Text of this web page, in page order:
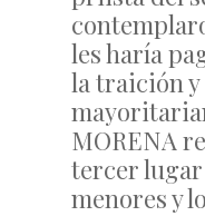
les haría
la traición y
MORENA
tercer
menores y